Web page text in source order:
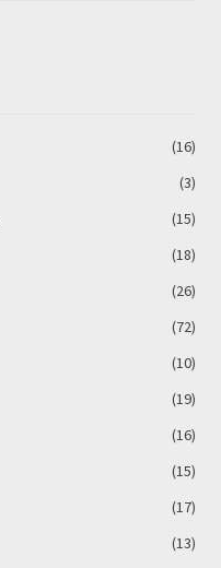
(16)
(3)
(15)
(18)
(26)
(72)
(10)
(19)
(16)
(15)
(17)
(13)